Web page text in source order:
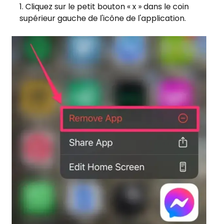
Cliquez sur le petit bouton « x » dans le coin
supérieur gauche de l'icône de l'application.